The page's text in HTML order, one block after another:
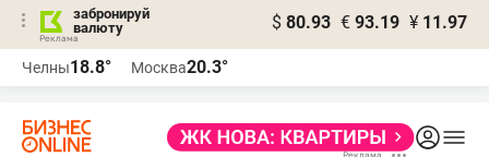
забронируй
валюту
$ 80.93 € 93.19 ¥ 11.97
Челны18.8° Москва20.3°